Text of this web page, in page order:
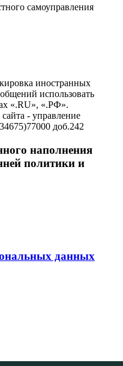
самоуправления
иностранных
использовать
«.RU», «.РФ».
- управление
доб.242
наполнения
политики и
данных